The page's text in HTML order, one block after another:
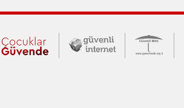
İletişim Merkezi
Çocuklar Güvende (yeni
Güvenli